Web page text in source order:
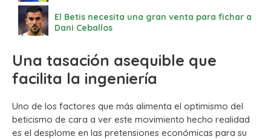
El Betis necesita una gran venta para fichar a
Dani Ceballos
Una tasación asequible que
facilita la ingeniería
Uno de los factores que más alimenta el optimismo del
beticismo de cara a ver este movimiento hecho realidad
es el desplome en las pretensiones económicas para su